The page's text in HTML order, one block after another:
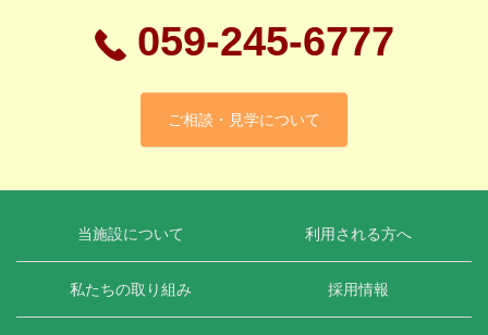
059-245-6777
ご相談・見学について
当施設について 利用される方へ
私たちの取り組み 採用情報